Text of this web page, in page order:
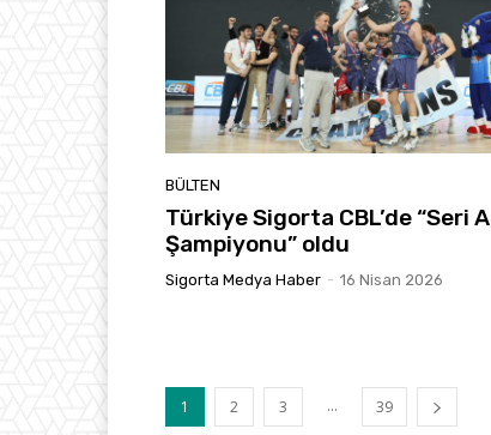
BÜLTEN
Türkiye Sigorta CBL’de “Seri A
Şampiyonu” oldu
Sigorta Medya Haber - 16 Nisan 2026
1 2 3 ... 39